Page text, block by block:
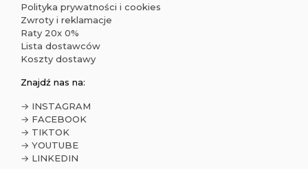
Polityka prywatności i cookies
Zwroty i reklamacje
Raty 20x 0%
Lista dostawców
Koszty dostawy
Znajdź nas na:
→ INSTAGRAM
→ FACEBOOK
→ TIKTOK
→ YOUTUBE
→ LINKEDIN